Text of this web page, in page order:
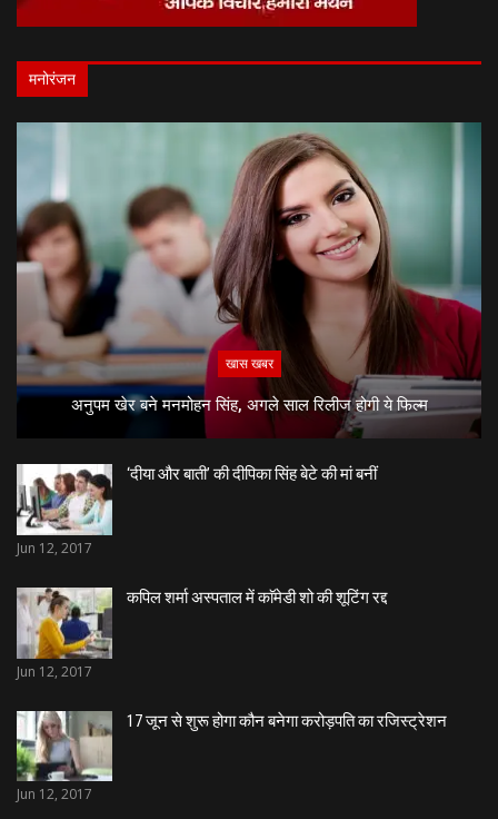
मनोरंजन
खास खबर
अनुपम खेर बने मनमोहन सिंह, अगले साल रिलीज होगी ये फिल्म
‘दीया और बाती’ की दीपिका सिंह बेटे की मां बनीं
Jun 12, 2017
कपिल शर्मा अस्पताल में काॅमेडी शो की शूटिंग रद्द
Jun 12, 2017
17 जून से शुरू होगा कौन बनेगा करोड़पति का रजिस्ट्रेशन
Jun 12, 2017